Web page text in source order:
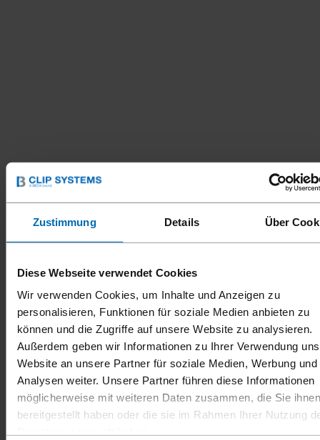
Zustimmung Details Über
Diese Webseite verwendet Cookies
Wir verwenden Cookies, um Inhalte und Anzeigen zu
personalisieren, Funktionen für soziale Medien anbieten zu
können und die Zugriffe auf unsere Website zu analysieren.
Außerdem geben wir Informationen zu Ihrer Verwendung
Website an unsere Partner für soziale Medien, Werbung und
Analysen weiter. Unsere Partner führen diese Informationen
möglicherweise mit weiteren Daten zusammen, die Sie ihnen
bereitgestellt haben oder die sie im Rahmen Ihrer Nutzung
GEFLÜGEL-
BCS-PPT